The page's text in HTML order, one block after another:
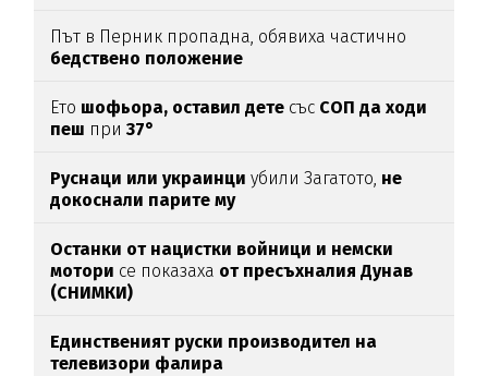
Път в Перник пропадна, обявиха частично
бедствено положение
Ето шофьора, оставил дете със СОП да ходи
пеш при37°
Руснаци или украинци убили Загатото, не
докоснали парите му
Останки от нацистки войници и немски
мотори се показаха от пресъхналия Дунав
(СНИМКИ)
Единственият руски производител на
телевизори фалира